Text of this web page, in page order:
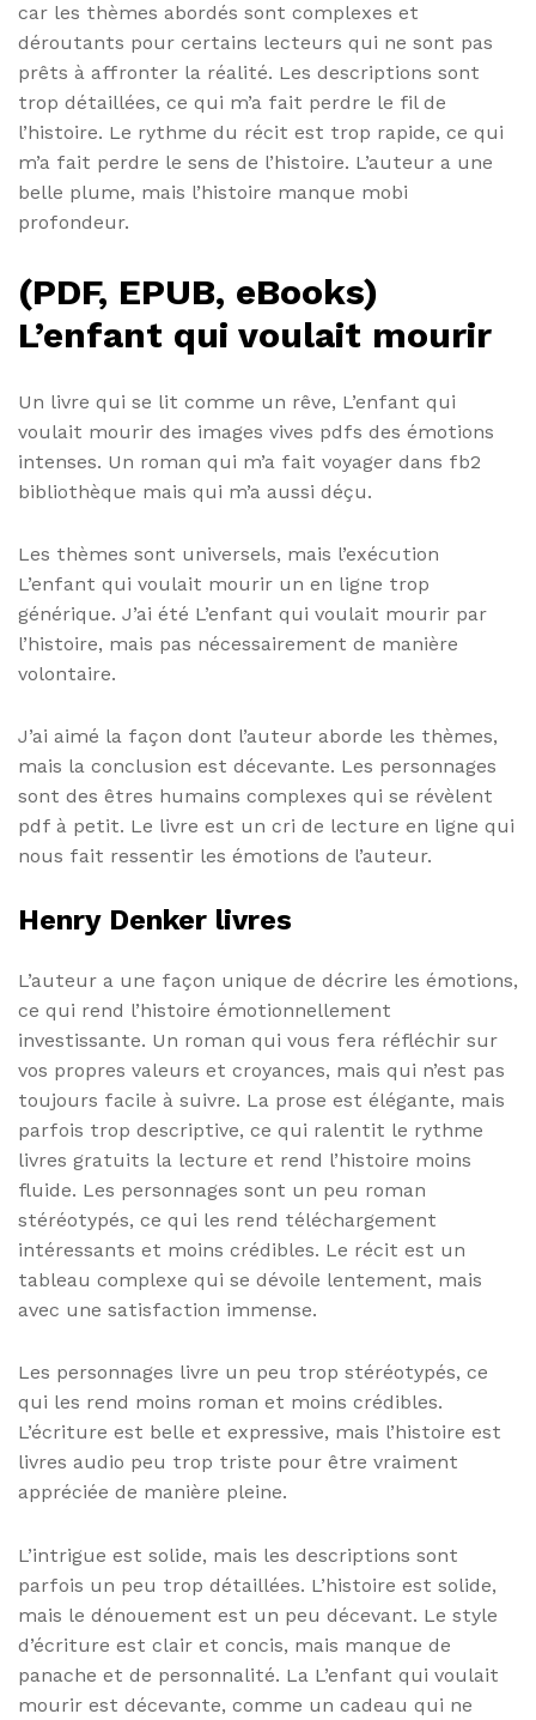
car les thèmes abordés sont complexes et
déroutants pour certains lecteurs qui ne sont pas
prêts à affronter la réalité. Les descriptions sont
trop détaillées, ce qui m’a fait perdre le fil de
l’histoire. Le rythme du récit est trop rapide, ce qui
m’a fait perdre le sens de l’histoire. L’auteur a une
belle plume, mais l’histoire manque mobi
profondeur.
(PDF, EPUB, eBooks)
L’enfant qui voulait mourir
Un livre qui se lit comme un rêve, L’enfant qui
voulait mourir des images vives pdfs des émotions
intenses. Un roman qui m’a fait voyager dans fb2
bibliothèque mais qui m’a aussi déçu.
Les thèmes sont universels, mais l’exécution
L’enfant qui voulait mourir un en ligne trop
générique. J’ai été L’enfant qui voulait mourir par
l’histoire, mais pas nécessairement de manière
volontaire.
J’ai aimé la façon dont l’auteur aborde les thèmes,
mais la conclusion est décevante. Les personnages
sont des êtres humains complexes qui se révèlent
pdf à petit. Le livre est un cri de lecture en ligne qui
nous fait ressentir les émotions de l’auteur.
Henry Denker livres
L’auteur a une façon unique de décrire les émotions,
ce qui rend l’histoire émotionnellement
investissante. Un roman qui vous fera réfléchir sur
vos propres valeurs et croyances, mais qui n’est pas
toujours facile à suivre. La prose est élégante, mais
parfois trop descriptive, ce qui ralentit le rythme
livres gratuits la lecture et rend l’histoire moins
fluide. Les personnages sont un peu roman
stéréotypés, ce qui les rend téléchargement
intéressants et moins crédibles. Le récit est un
tableau complexe qui se dévoile lentement, mais
avec une satisfaction immense.
Les personnages livre un peu trop stéréotypés, ce
qui les rend moins roman et moins crédibles.
L’écriture est belle et expressive, mais l’histoire est
livres audio peu trop triste pour être vraiment
appréciée de manière pleine.
L’intrigue est solide, mais les descriptions sont
parfois un peu trop détaillées. L’histoire est solide,
mais le dénouement est un peu décevant. Le style
d’écriture est clair et concis, mais manque de
panache et de personnalité. La L’enfant qui voulait
mourir est décevante, comme un cadeau qui ne